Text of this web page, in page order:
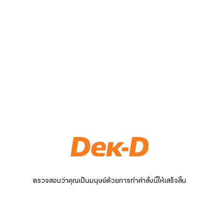
ตรวจสอบว่าคุณเป็นมนุษย์ด้วยการทำคำสั่งนี้ให้เสร็จสิ้น